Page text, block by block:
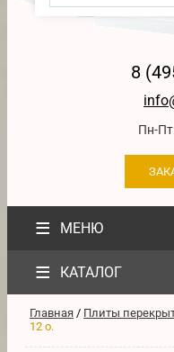
8
Пн-
≡ МЕНЮ
≡ КАТАЛОГ
Главная / Плиты
12 о.